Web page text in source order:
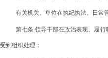
有关机关、单位在执纪执法、日常
第七条 领导干部在政治表现、履
受到组织处理：